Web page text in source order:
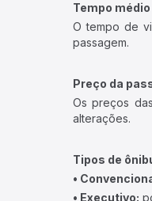
Tempo
O tempo de
passagem.
Preço da
Os preços
alterações.
Tipos de
•
• Executivo: